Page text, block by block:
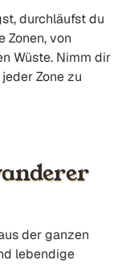
durchläufst du
Zonen, von
Wüste. Nimm dir
Zone zu
der ganzen
lebendige